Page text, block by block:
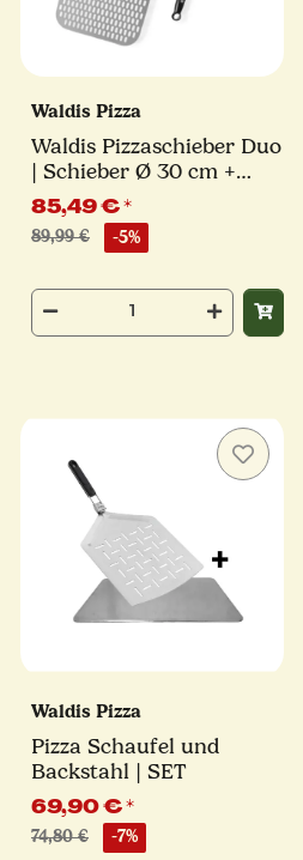
Waldis Pizza
Waldis Pizzaschieber Duo
| Schieber Ø 30 cm +
Turning Peel Ø 17 cm
85,49 €*
89,99 € -5%
Waldis Pizza
Pizza Schaufel und
Backstahl | SET
69,90 €*
74,80 € -7%